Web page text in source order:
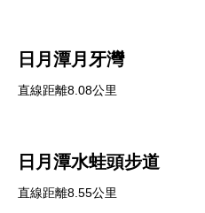
日月潭月牙灣
直線距離8.08公里
日月潭水蛙頭步道
直線距離8.55公里